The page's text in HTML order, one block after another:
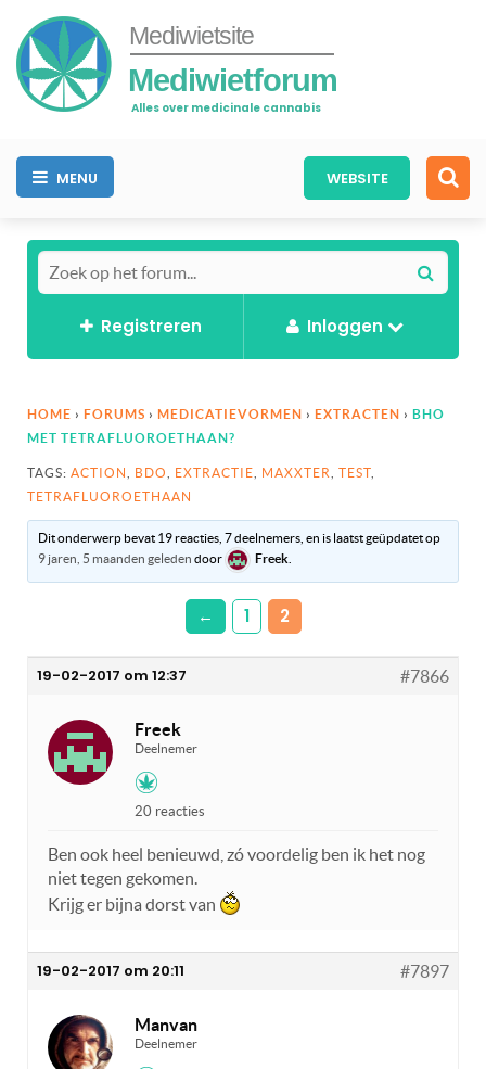
Mediwietsite
Mediwietforum
Alles over medicinale cannabis
MENU WEBSITE
Registreren Inloggen
HOME › FORUMS › MEDICATIEVORMEN › EXTRACTEN › BHO
MET TETRAFLUOROETHAAN?
TAGS: ACTION BDO EXTRACTIE MAXXTER TEST
TETRAFLUOROETHAAN
Dit onderwerp bevat 19 reacties, 7 deelnemers, en is laatst geüpdatet op
9 jaren, 5 maanden geleden door Freek
← 1 2
19-02-2017 om 12:37 #7866
Freek
Deelnemer
20 reacties
Ben ook heel benieuwd, zó voordelig ben ik het nog
niet tegen gekomen.
Krijg er bijna dorst van
19-02-2017 om 20:11 #7897
Manvan
Deelnemer